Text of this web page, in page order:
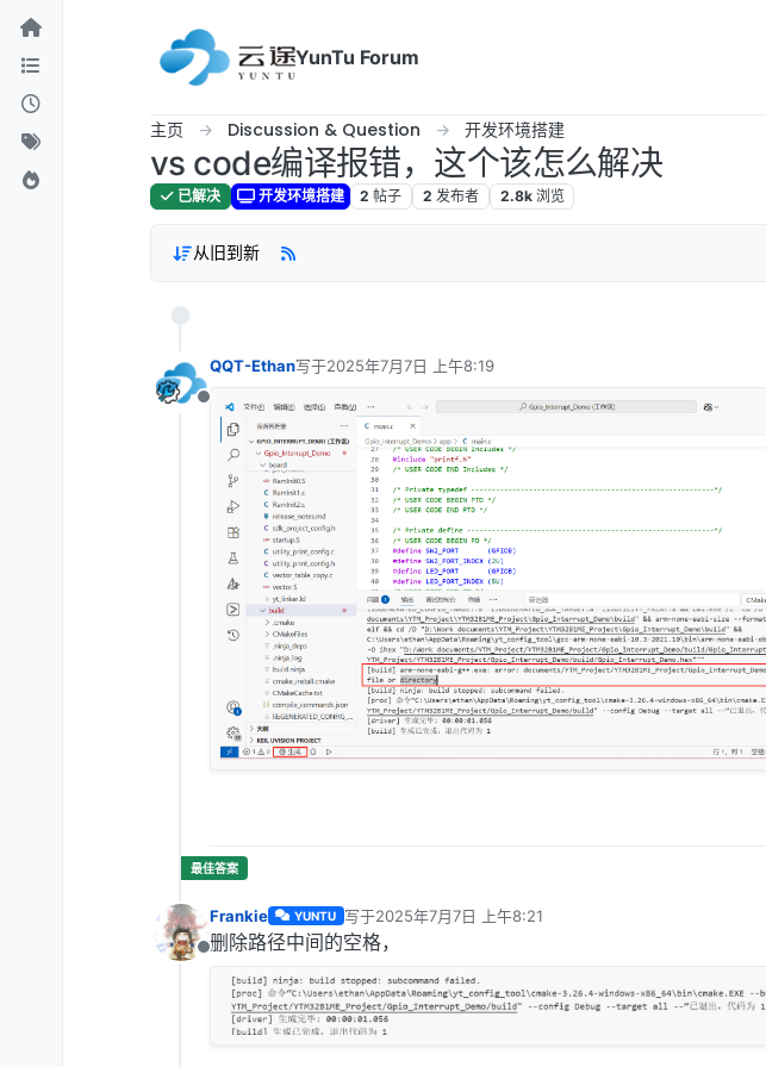
跳转至内容
YunTu Forum
主页 Discussion & Question 开发环境搭建
vs code编译报错，这个该怎么解决
已解决 开发环境搭建 2 帖子 2 发布者 2.8k 浏览
从旧到新
离线
QQT-Ethan写于2025年7月7日 上午8:19
最后由 编辑
离线
Frankie YUNTU 写于2025年7月7日 上午8:21
最后由 编辑
删除路径中间的空格，